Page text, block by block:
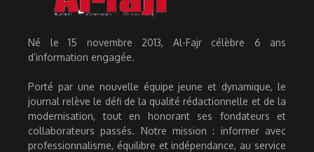
Né le 15 novembre 2013, Al-Fajr célèbre 6 ans
d’information engagée.
Porté par une nouvelle équipe jeune et dynamique, le
journal relève le défi de la qualité rédactionnelle et de la
modernisation, tout en honorant ses fondateurs et
collaborateurs passés. Notre mission : informer avec
professionnalisme, équilibre et indépendance, au service